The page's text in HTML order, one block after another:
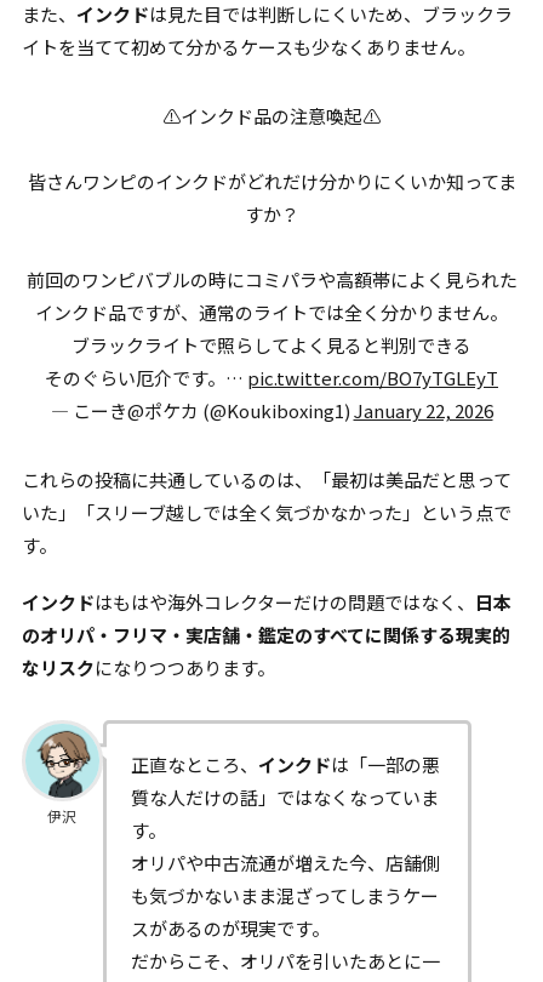
また、 インクドは見た目では判断しにくいため、ブラックラ
イトを当てて初めて分かるケースも少なくありません。
⚠️インクド品の注意喚起⚠️
皆さんワンピのインクドがどれだけ分かりにくいか知ってま
すか？
前回のワンピバブルの時にコミパラや高額帯によく見られた
インクド品ですが、通常のライトでは全く分かりません。
ブラックライトで照らしてよく見ると判別できる
そのぐらい厄介です。… pic.twitter.com/BO7yTGLEyT
— こーき@ポケカ (@Koukiboxing1)January 22, 2026
これらの投稿に共通しているのは、「最初は美品だと思って
いた」「スリーブ越しでは全く気づかなかった」という点で
す。
インクドはもはや海外コレクターだけの問題ではなく、 日本
のオリパ・フリマ・実店舗・鑑定のすべてに関係する現実的
なリスクになりつつあります。
伊沢
正直なところ、 インクドは「一部の悪
質な人だけの話」ではなくなっていま
す。
オリパや中古流通が増えた今、店舗側
も気づかないまま混ざってしまうケー
スがあるのが現実です。
だからこそ、オリパを引いたあとに一